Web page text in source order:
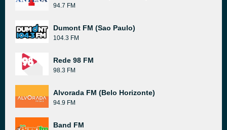
94.7 FM
Dumont FM (Sao Paulo)
104.3 FM
Rede 98 FM
98.3 FM
Alvorada FM (Belo Horizonte)
94.9 FM
Band FM